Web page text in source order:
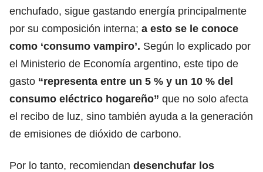
enchufado, sigue gastando energía principalmente
por su composición interna; a esto se le conoce
como ‘consumo vampiro’. Según lo explicado por
el Ministerio de Economía argentino, este tipo de
gasto “representa entre un 5 % y un 10 % del
consumo eléctrico hogareño” que no solo afecta
el recibo de luz, sino también ayuda a la generación
de emisiones de dióxido de carbono.
Por lo tanto, recomiendan desenchufar los